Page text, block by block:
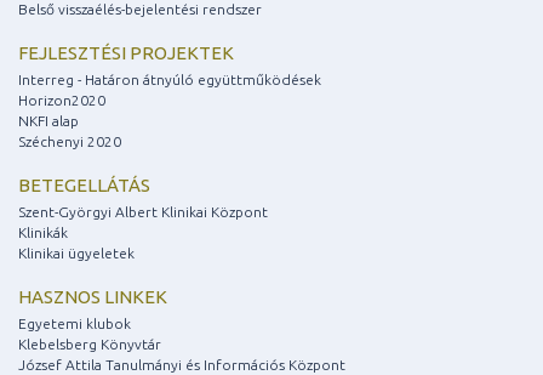
Belső visszaélés-bejelentési rendszer
FEJLESZTÉSI PROJEKTEK
Interreg - Határon átnyúló együttműködések
Horizon2020
NKFI alap
Széchenyi 2020
BETEGELLÁTÁS
Szent-Györgyi Albert Klinikai Központ
Klinikák
Klinikai ügyeletek
HASZNOS LINKEK
Egyetemi klubok
Klebelsberg Könyvtár
József Attila Tanulmányi és Információs Központ